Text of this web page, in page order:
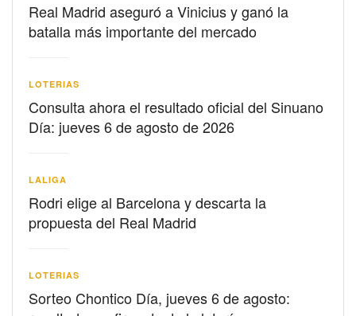
Real Madrid aseguró a Vinicius y ganó la
batalla más importante del mercado
LOTERIAS
Consulta ahora el resultado oficial del Sinuano
Día: jueves 6 de agosto de 2026
LALIGA
Rodri elige al Barcelona y descarta la
propuesta del Real Madrid
LOTERIAS
Sorteo Chontico Día, jueves 6 de agosto: